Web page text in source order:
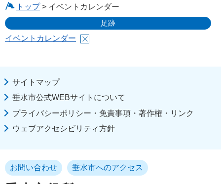
トップ> イベントカレンダー
足跡
イベントカレンダー
サイトマップ
垂水市公式WEBサイトについて
プライバシーポリシー・免責事項・著作権・リンク
ウェブアクセシビリティ方針
お問い合わせ 垂水市へのアクセス